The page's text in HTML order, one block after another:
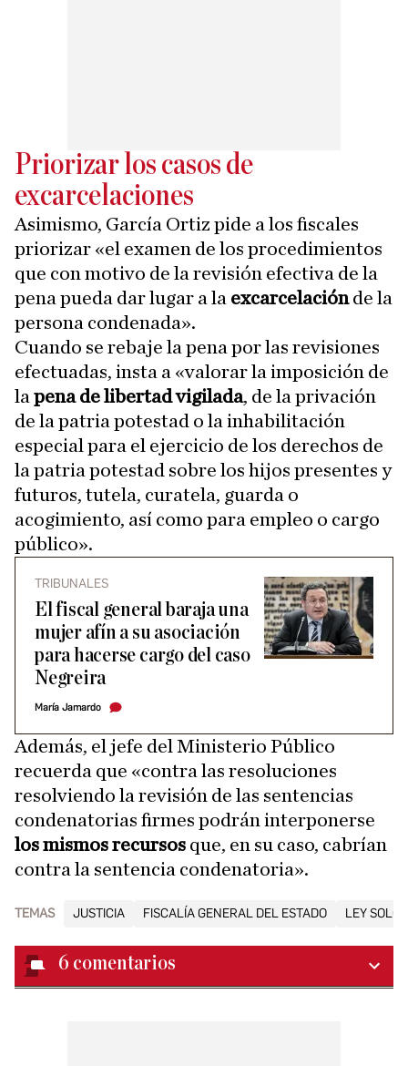
Priorizar los casos de
excarcelaciones
Asimismo, García Ortiz pide a los fiscales
priorizar «el examen de los procedimientos
que con motivo de la revisión efectiva de la
pena pueda dar lugar a la excarcelaciónde la
persona condenada».
Cuando se rebaje la pena por las revisiones
efectuadas, insta a «valorar la imposición de
la pena de libertad vigilada, de la privación
de la patria potestad o la inhabilitación
especial para el ejercicio de los derechos de
la patria potestad sobre los hijos presentes y
futuros, tutela, curatela, guarda o
acogimiento, así como para empleo o cargo
público».
TRIBUNALES
El fiscal general baraja una
mujer afín a su asociación
para hacerse cargo del caso
Negreira
María Jamardo
Además, el jefe del Ministerio Público
recuerda que «contra las resoluciones
resolviendo la revisión de las sentencias
condenatorias firmes podrán interponerse
los mismos recursos que, en su caso, cabrían
contra la sentencia condenatoria».
TEMAS JUSTICIA FISCALÍA GENERAL DEL ESTADO LEY SOLO
6 comentarios